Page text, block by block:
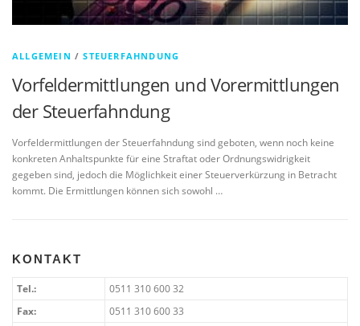
ALLGEMEIN /STEUERFAHNDUNG
Vorfeldermittlungen und Vorermittlungen
der Steuerfahndung
Vorfeldermittlungen der Steuerfahndung sind geboten, wenn noch keine
konkreten Anhaltspunkte für eine Straftat oder Ordnungswidrigkeit
gegeben sind, jedoch die Möglichkeit einer Steuerverkürzung in Betracht
kommt. Die Ermittlungen können sich sowohl …
KONTAKT
Tel.:
0511 310 600 32
Fax:
0511 310 600 33